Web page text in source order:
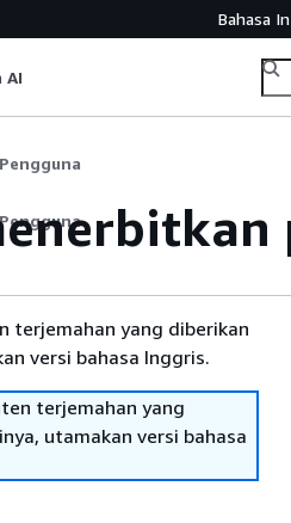
Bahasa
AI
terjemahan yang diberikan
versi bahasa Inggris.
terjemahan yang
utamakan versi bahasa